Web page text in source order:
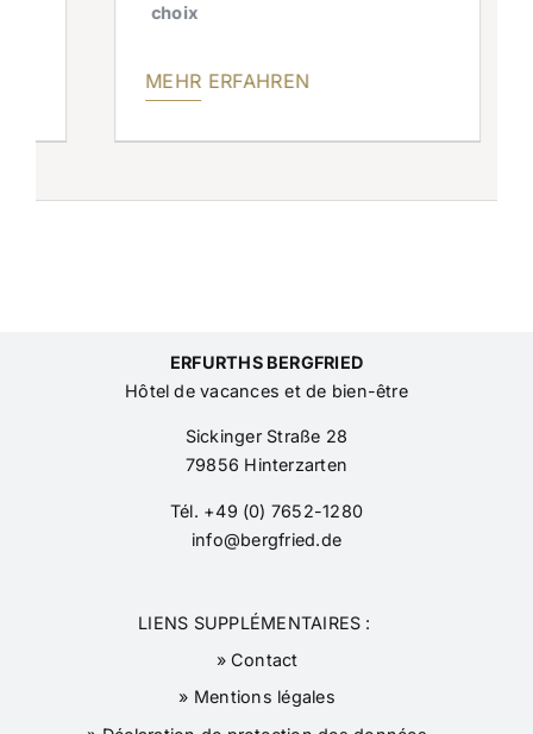
choix
MEHR ERFAHREN
ERFURTHS BERGFRIED
Hôtel de vacances et de bien-être
Sickinger Straße 28
79856 Hinterzarten
Tél. +49 (0) 7652-1280
info@bergfried.de
LIENS SUPPLÉMENTAIRES :
» Contact
» Mentions légales